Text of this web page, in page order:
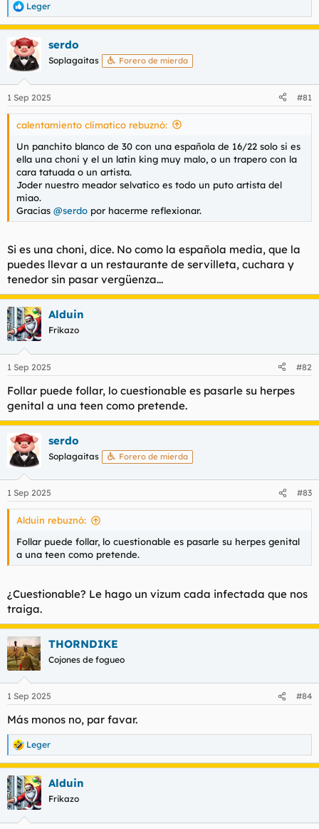
R
e
a
c
c
i
e
s
Leger
serdo
Soplagaitas Forero de mierda
1 Sep 2025 #81
calentamiento climatico rebuznó:
Un panchito blanco de 30 con una española de 16/22 solo si es
ella una choni y el un latin king muy malo, o un trapero con la
cara tatuada o un artista.
Joder nuestro meador selvatico es todo un puto artista del
miao.
Gracias @serdo por hacerme reflexionar.
Si es una choni, dice. No como la española media, que la
puedes llevar a un restaurante de servilleta, cuchara y
tenedor sin pasar vergüenza...
Alduin
Frikazo
1 Sep 2025 #82
Follar puede follar, lo cuestionable es pasarle su herpes
genital a una teen como pretende.
serdo
Soplagaitas Forero de mierda
1 Sep 2025 #83
Alduin rebuznó:
Follar puede follar, lo cuestionable es pasarle su herpes genital
a una teen como pretende.
¿Cuestionable? Le hago un vizum cada infectada que nos
traiga.
THORNDIKE
Cojones de fogueo
1 Sep 2025 #84
Más monos no, par favar.
R
e
a
c
c
i
Leger
Alduin
Frikazo